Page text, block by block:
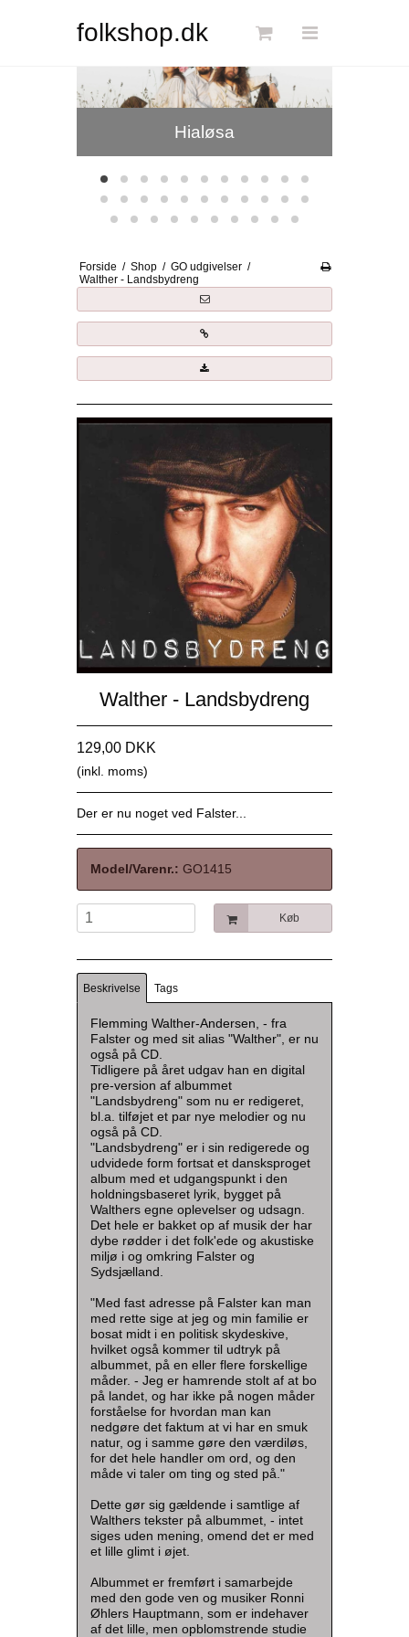
folkshop.dk
DKK
Dansk
Hialøsa
Vingefang
Forside / Shop / GO udgivelser /
Walther - Landsbydreng
Walther - Landsbydreng
129,00 DKK
(inkl. moms)
Der er nu noget ved Falster...
Model/Varenr.: GO1415
Køb
Beskrivelse Tags
Flemming Walther-Andersen, - fra
Falster og med sit alias "Walther", er nu
også på CD.
Tidligere på året udgav han en digital
pre-version af albummet
"Landsbydreng" som nu er redigeret,
bl.a. tilføjet et par nye melodier og nu
også på CD.
"Landsbydreng" er i sin redigerede og
udvidede form fortsat et dansksproget
album med et udgangspunkt i den
holdningsbaseret lyrik, bygget på
Walthers egne oplevelser og udsagn.
Det hele er bakket op af musik der har
dybe rødder i det folk'ede og akustiske
miljø i og omkring Falster og
Sydsjælland.
"Med fast adresse på Falster kan man
med rette sige at jeg og min familie er
bosat midt i en politisk skydeskive,
hvilket også kommer til udtryk på
albummet, på en eller flere forskellige
måder. - Jeg er hamrende stolt af at bo
på landet, og har ikke på nogen måder
forståelse for hvordan man kan
nedgøre det faktum at vi har en smuk
natur, og i samme gøre den værdiløs,
for det hele handler om ord, og den
måde vi taler om ting og sted på."
Dette gør sig gældende i samtlige af
Walthers tekster på albummet, - intet
siges uden mening, omend det er med
et lille glimt i øjet.
Albummet er fremført i samarbejde
med den gode ven og musiker Ronni
Øhlers Hauptmann, som er indehaver
af det lille, men opblomstrende studie